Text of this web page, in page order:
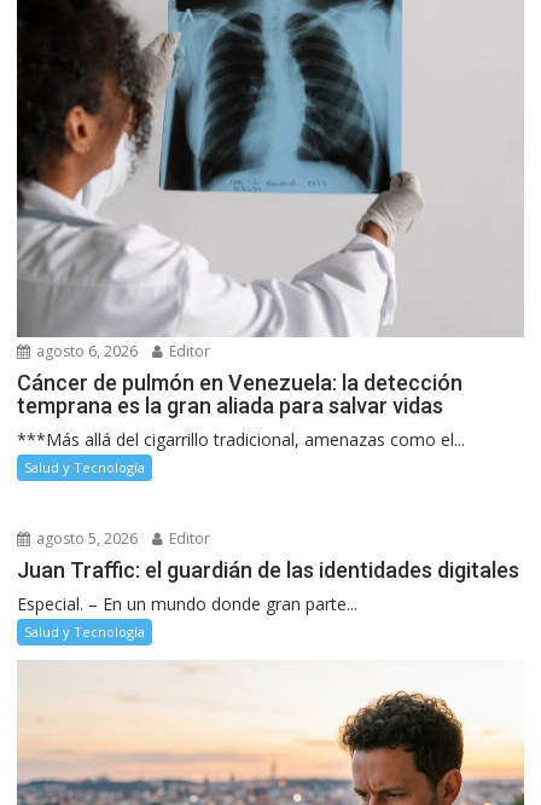
agosto 6, 2026 Editor
Cáncer de pulmón en Venezuela: la detección
temprana es la gran aliada para salvar vidas
***Más allá del cigarrillo tradicional, amenazas como el...
Salud y Tecnología
agosto 5, 2026 Editor
Juan Traffic: el guardián de las identidades digitales
Especial. – En un mundo donde gran parte...
Salud y Tecnología